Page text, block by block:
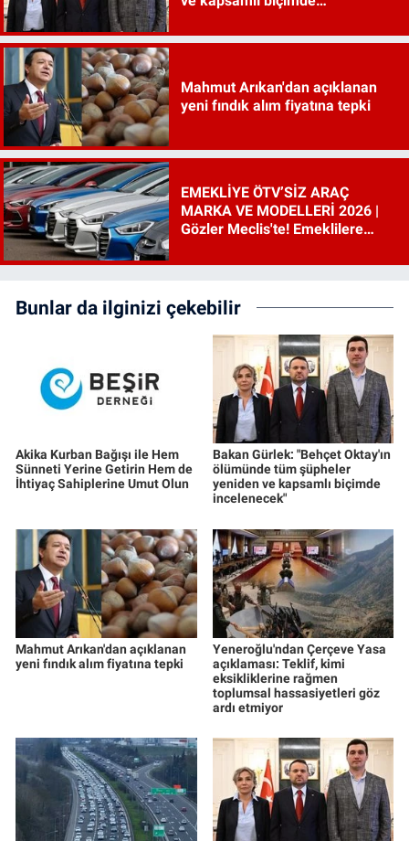
Mahmut Arıkan'dan açıklanan
yeni fındık alım fiyatına tepki
EMEKLİYE ÖTV’SİZ ARAÇ
MARKA VE MODELLERİ 2026 |
Gözler Meclis'te! Emeklilere
ne?
Bunlar da ilginizi çekebilir
Akika Kurban Bağışı ile Hem
Sünneti Yerine Getirin Hem de
İhtiyaç Sahiplerine Umut Olun
Bakan Gürlek: "Behçet Oktay'ın
ölümünde tüm şüpheler
yeniden ve kapsamlı biçimde
incelenecek"
Mahmut Arıkan'dan açıklanan
yeni fındık alım fiyatına tepki
Yeneroğlu'ndan Çerçeve Yasa
açıklaması: Teklif, kimi
eksikliklerine rağmen
toplumsal hassasiyetleri göz
ardı etmiyor